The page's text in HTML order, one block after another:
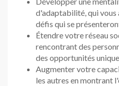
d'adaptabilité, qui vous
défis qui se
Étendre votre réseau
rencontrant des
des opportunités
Augmenter votre
les autres en montrant